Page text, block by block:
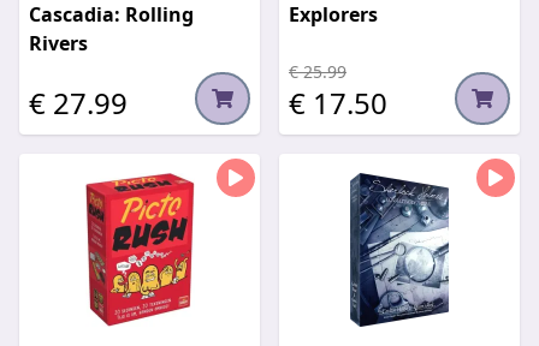
Cascadia: Rolling
Rivers
€ 27.99
Explorers
€ 25.99
€ 17.50